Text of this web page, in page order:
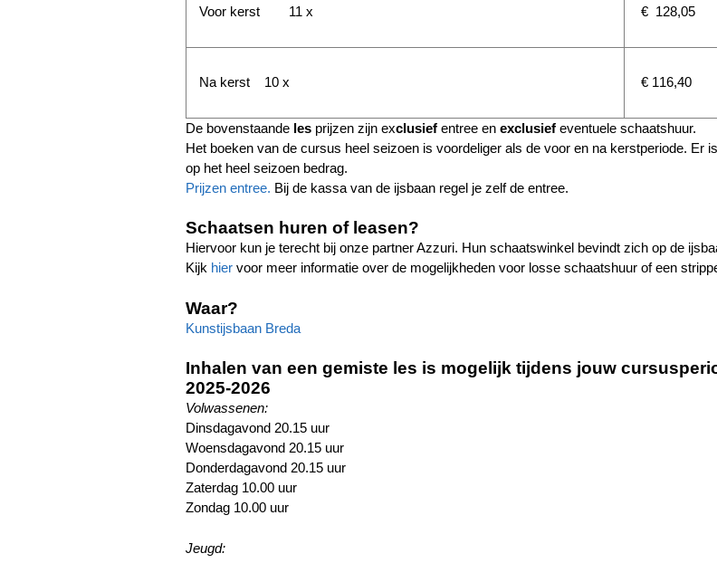
Voor kerst 11 x € 128,05
Na kerst 10 x € 116,40
De bovenstaande les prijzen zijn exclusief entree en exclusief eventuele schaatshuur.
Het boeken van de cursus heel seizoen is voordeliger als de voor en na kerstperiode. Er
op het heel seizoen bedrag.
Prijzen entree. Bij de kassa van de ijsbaan regel je zelf de entree.
Schaatsen huren of leasen?
Hiervoor kun je terecht bij onze partner Azzuri. Hun schaatswinkel bevindt zich op de
Kijk hier voor meer informatie over de mogelijkheden voor losse schaatshuur of een
Waar?
Kunstijsbaan Breda
Inhalen van een gemiste les is mogelijk tijdens jouw
2025-2026
Volwassenen:
Dinsdagavond 20.15 uur
Woensdagavond 20.15 uur
Donderdagavond 20.15 uur
Zaterdag 10.00 uur
Zondag 10.00 uur
Jeugd: